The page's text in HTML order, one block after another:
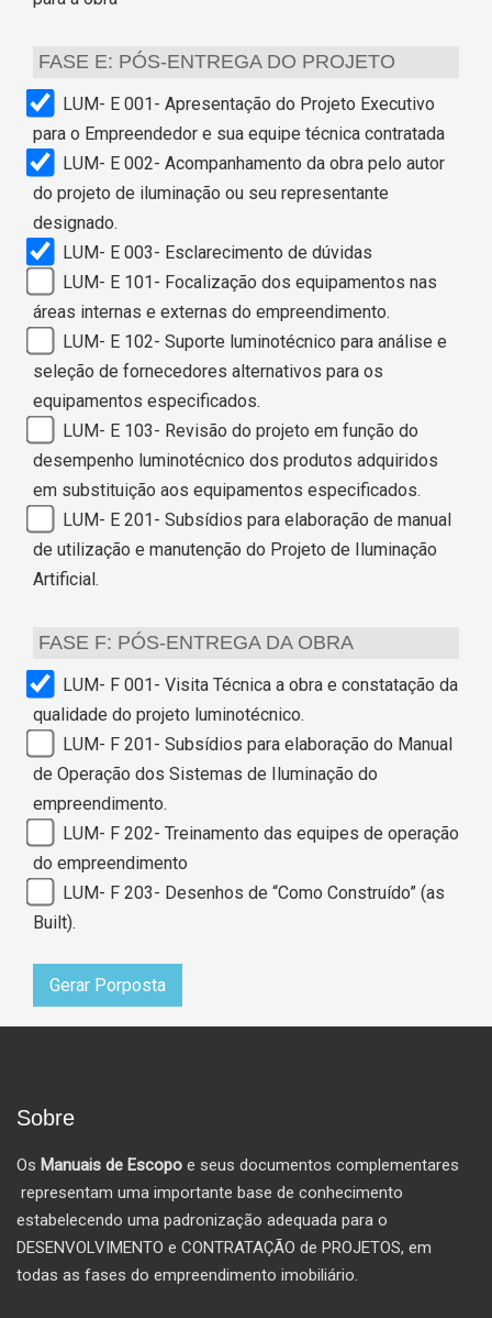
FASE E: PÓS-ENTREGA DO PROJETO
LUM- E 001- Apresentação do Projeto Executivo
para o Empreendedor e sua equipe técnica contratada
LUM- E 002- Acompanhamento da obra pelo autor
do projeto de iluminação ou seu representante
designado.
LUM- E 003- Esclarecimento de dúvidas
LUM- E 101- Focalização dos equipamentos nas
áreas internas e externas do empreendimento.
LUM- E 102- Suporte luminotécnico para análise e
seleção de fornecedores alternativos para os
equipamentos especificados.
LUM- E 103- Revisão do projeto em função do
desempenho luminotécnico dos produtos adquiridos
em substituição aos equipamentos especificados.
LUM- E 201- Subsídios para elaboração de manual
de utilização e manutenção do Projeto de Iluminação
Artificial.
FASE F: PÓS-ENTREGA DA OBRA
LUM- F 001- Visita Técnica a obra e constatação da
qualidade do projeto luminotécnico.
LUM- F 201- Subsídios para elaboração do Manual
de Operação dos Sistemas de Iluminação do
empreendimento.
LUM- F 202- Treinamento das equipes de operação
do empreendimento
LUM- F 203- Desenhos de “Como Construído” (as
Built).
Gerar Porposta
Sobre
Os Manuais de Escopo e seus documentos complementares
representam uma importante base de conhecimento
estabelecendo uma padronização adequada para o
DESENVOLVIMENTO e CONTRATAÇÃO de PROJETOS, em
todas as fases do empreendimento imobiliário.